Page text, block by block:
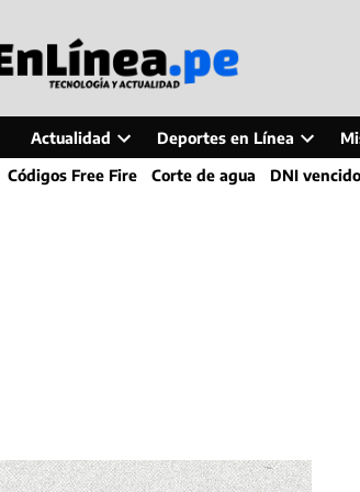
Actualidad
Open
dropdown
Deportes en Línea
Open
dropdown
Códigos Free Fire Corte de agua DNI vencido